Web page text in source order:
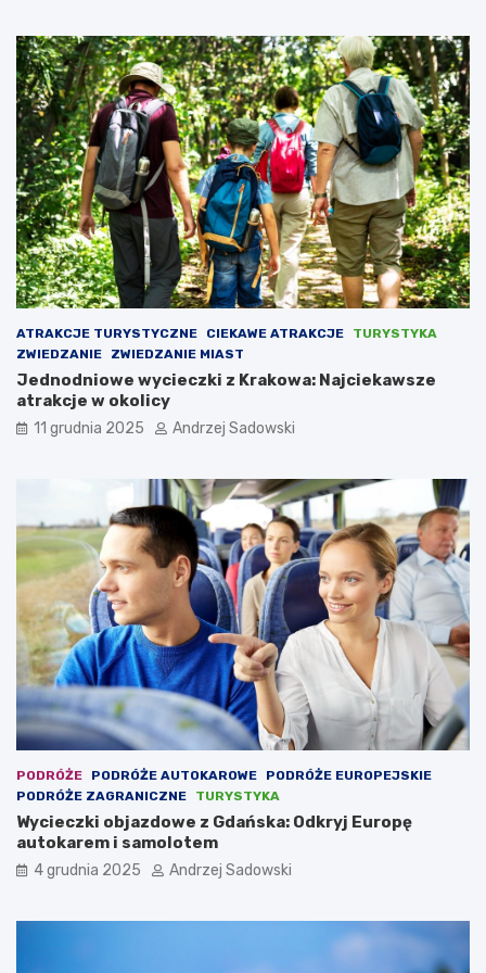
d
z
i
e
ć
?
i
w
S
o
l
c
u
K
u
j
a
w
s
k
m
ATRAKCJE TURYSTYCZNE CIEKAWE ATRAKCJE
TURYSTYKA
ZWIEDZANIE
ZWIEDZANIE MIAST
Jednodniowe wycieczki z Krakowa: Najciekawsze
atrakcje w okolicy
11 grudnia 2025 Andrzej Sadowski
PODRÓŻE PODRÓŻE AUTOKAROWE
PODRÓŻE EUROPEJSKIE
PODRÓŻE ZAGRANICZNE
TURYSTYKA
Wycieczki objazdowe z Gdańska: Odkryj Europę
autokarem i samolotem
4 grudnia 2025 Andrzej Sadowski